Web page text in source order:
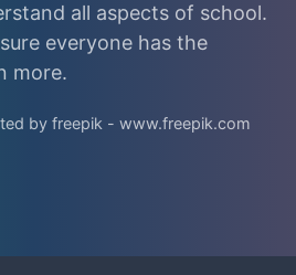
all aspects of school.
everyone has the
more.
by freepik - www.freepik.com